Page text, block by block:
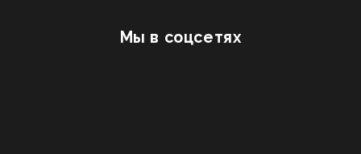
Мы в соцсетях